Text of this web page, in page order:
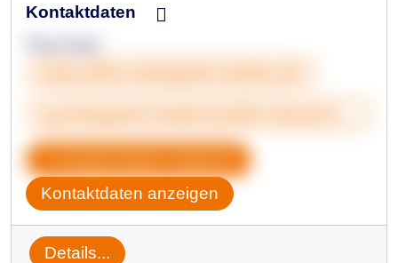
Kontaktdaten
Kontaktdaten anzeigen
Details...